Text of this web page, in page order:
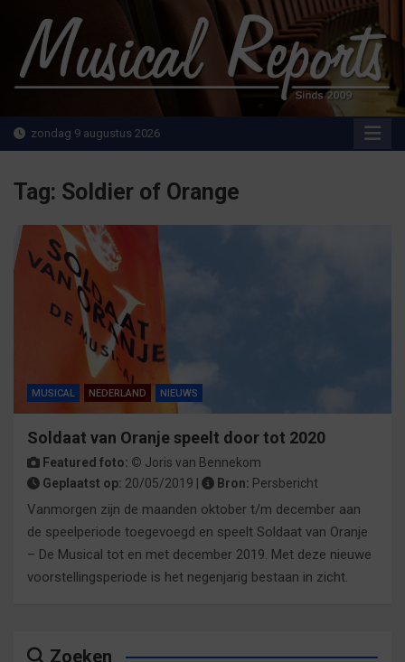
inhoud
MusicalReports.nl
Sinds 2009
zondag 9 augustus 2026
Tag: Soldier of Orange
MUSICAL NEDERLAND NIEUWS
Soldaat van Oranje speelt door tot 2020
Featured foto: © Joris van Bennekom
Geplaatst op: 20/05/2019 | Bron: Persbericht
Vanmorgen zijn de maanden oktober t/m december aan
de speelperiode toegevoegd en speelt Soldaat van Oranje
– De Musical tot en met december 2019. Met deze nieuwe
voorstellingsperiode is het negenjarig bestaan in zicht.
Zoeken